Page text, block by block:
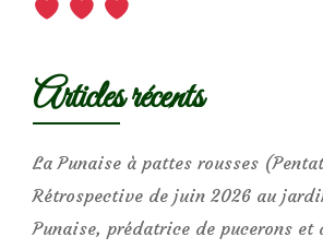
Articles récents
La Punaise à pattes rousses
Rétrospective de juin 2026 au
Punaise, prédatrice de pucerons et